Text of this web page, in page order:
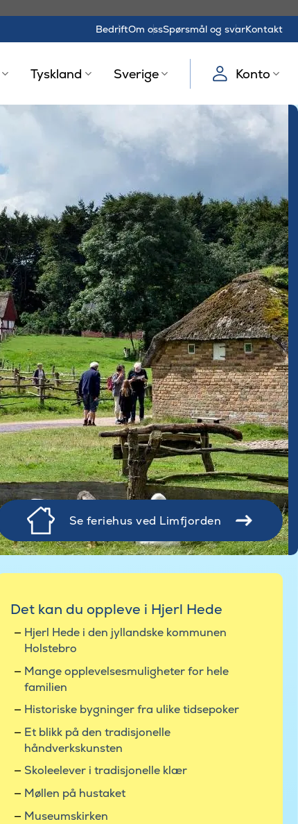
BedriftOm ossSpørsmål og svarKontakt
Tyskland Sverige Konto
Se feriehus ved Limfjorden
Det kan du oppleve i Hjerl Hede
Hjerl Hede i den jyllandske kommunen
Holstebro
Mange opplevelsesmuligheter for hele
familien
Historiske bygninger fra ulike tidsepoker
Et blikk på den tradisjonelle
håndverkskunsten
Skoleelever i tradisjonelle klær
Møllen på hustaket
Museumskirken